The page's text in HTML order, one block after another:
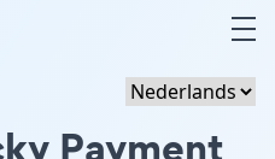
Payment